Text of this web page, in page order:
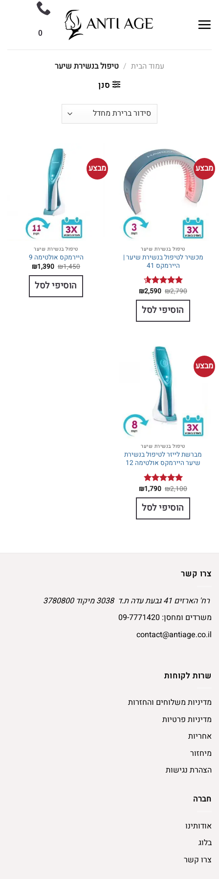
content
0
עמוד הבית / טיפול בנשירת שיער
סנן
מבצע
טיפול בנשירת שיער
מכשיר לטיפול בנשירת שיער |
היירמקס 41
דורג4.57
מתוך 5
₪2,790 המחיר
המקורי
היה:
₪2,790.
₪2,590
הוא: הוסיפי לסל
מבצע
טיפול בנשירת שיער
היירמקס אולטימה 9
₪1,450 המחיר
המקורי
היה:
₪1,450.
₪1,390
הוא: הוסיפי לסל
מבצע
טיפול בנשירת שיער
מברשת לייזר לטיפול בנשירת
שיער היירמקס אולטימה 12
דורג4.80
מתוך 5
₪2,100 המחיר
המקורי
היה:
₪2,100.
₪1,790
הוא: הוסיפי לסל
צרו קשר
רח' הארזים 41 גבעת עדה ת.ד 3038 מיקוד 3780800
משרדים ומחסן: 09-7771420
contact@antiage.co.il
שרות לקוחות
מדיניות משלוחים והחזרות
מדיניות פרטיות
אחריות
מיחזור
הצהרת נגישות
חברה
אודותינו
בלוג
צרו קשר